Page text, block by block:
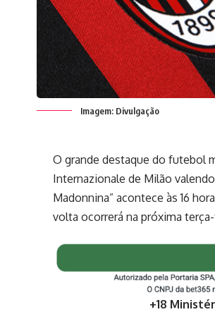
Imagem: Divulgação
O grande destaque do futebol
Internazionale de Milão
Madonnina” acontece às 16
volta ocorrerá na próxima
+18